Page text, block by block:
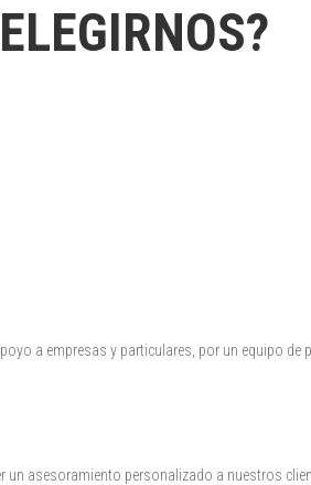
a empresas y particulares, por un equipo
un asesoramiento personalizado a nuestros